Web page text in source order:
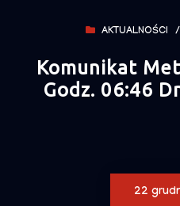
AKTUALNOŚCI
Komunikat
Godz. 06:46
22